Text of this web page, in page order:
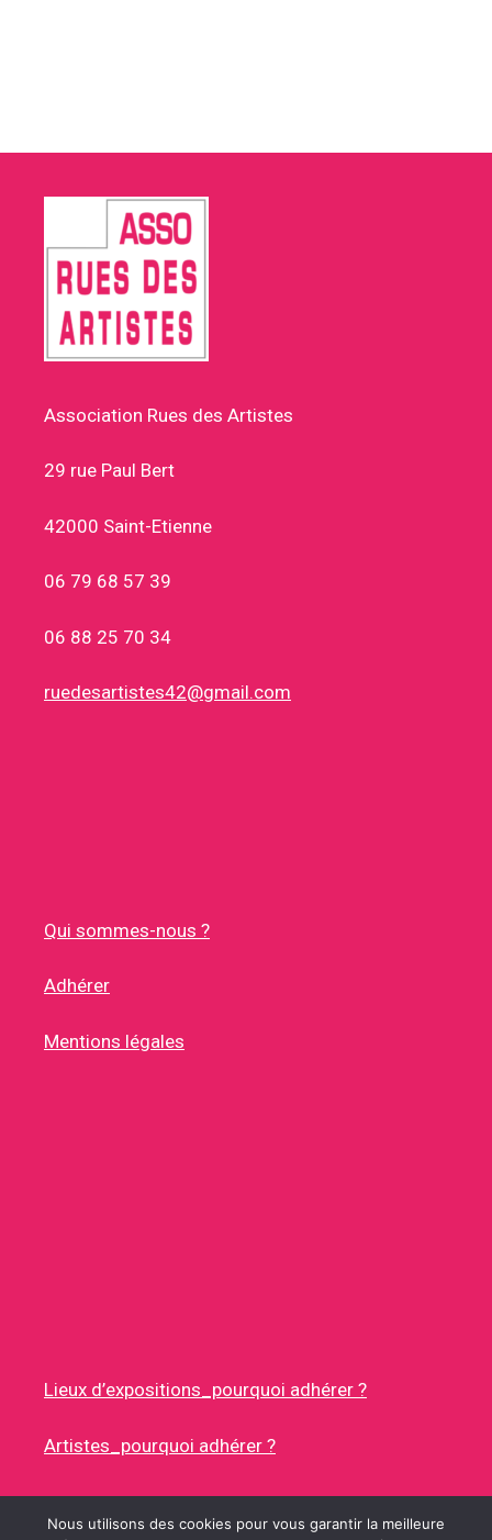
Association Rues des Artistes
29 rue Paul Bert
42000 Saint-Etienne
06 79 68 57 39
06 88 25 70 34
ruedesartistes42@gmail.com
Qui sommes-nous ?
Adhérer
Mentions légales
Lieux d’expositions_pourquoi adhérer ?
Artistes_pourquoi adhérer ?
Nous utilisons des cookies pour vous garantir la meilleure